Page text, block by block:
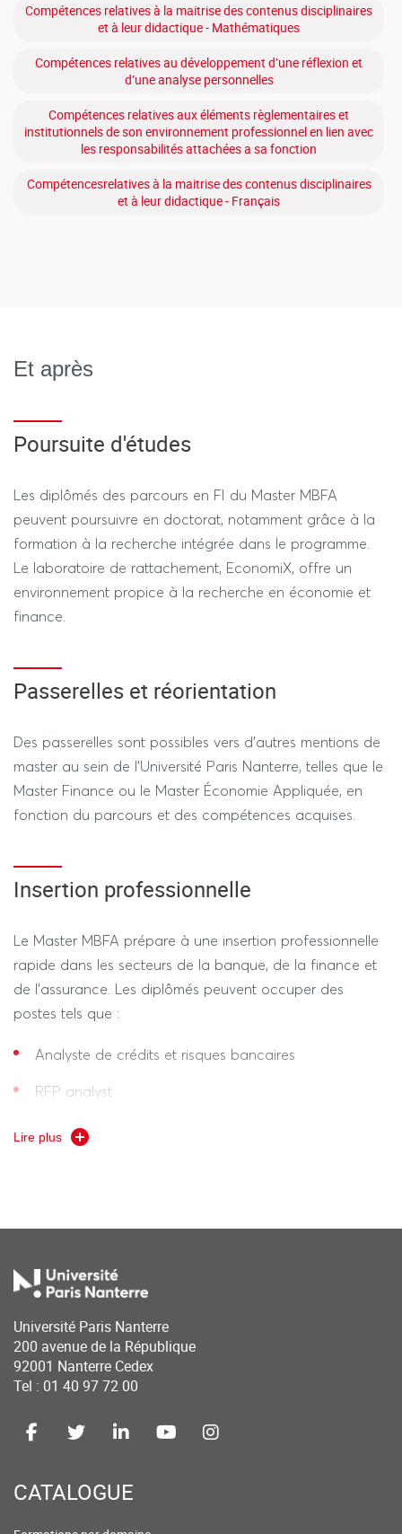
Compétences relatives à la maitrise des contenus disciplinaires
et à leur didactique - Mathématiques
Compétences relatives au développement d’une réflexion et
d’une analyse personnelles
Compétences relatives aux éléments règlementaires et
institutionnels de son environnement professionnel en lien avec
les responsabilités attachées a sa fonction
Compétencesrelatives à la maitrise des contenus disciplinaires
et à leur didactique - Français
Et après
Poursuite d'études
Les diplômés des parcours en FI du Master MBFA
peuvent poursuivre en doctorat, notamment grâce à la
formation à la recherche intégrée dans le programme.
Le laboratoire de rattachement, EconomiX, offre un
environnement propice à la recherche en économie et
finance.
Passerelles et réorientation
Des passerelles sont possibles vers d’autres mentions de
master au sein de l’Université Paris Nanterre, telles que le
Master Finance ou le Master Économie Appliquée, en
fonction du parcours et des compétences acquises.
Insertion professionnelle
Le Master MBFA prépare à une insertion professionnelle
rapide dans les secteurs de la banque, de la finance et
de l’assurance. Les diplômés peuvent occuper des
postes tels que :
Analyste de crédits et risques bancaires
RFP analyst
Compliance officer
Conseiller clientèle banque/assurance/finance
financiers
Conseiller en gestion de patrimoine financier
Lire plus
Université Paris Nanterre
200 avenue de la République
92001 Nanterre Cedex
Tel : 01 40 97 72 00
CATALOGUE